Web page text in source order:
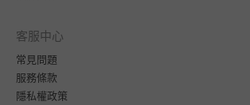
客服中心
常見問題
服務條款
隱私權政策